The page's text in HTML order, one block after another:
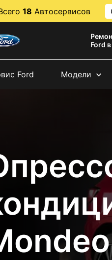
18 Автосервисов
Ford
Ford Модели